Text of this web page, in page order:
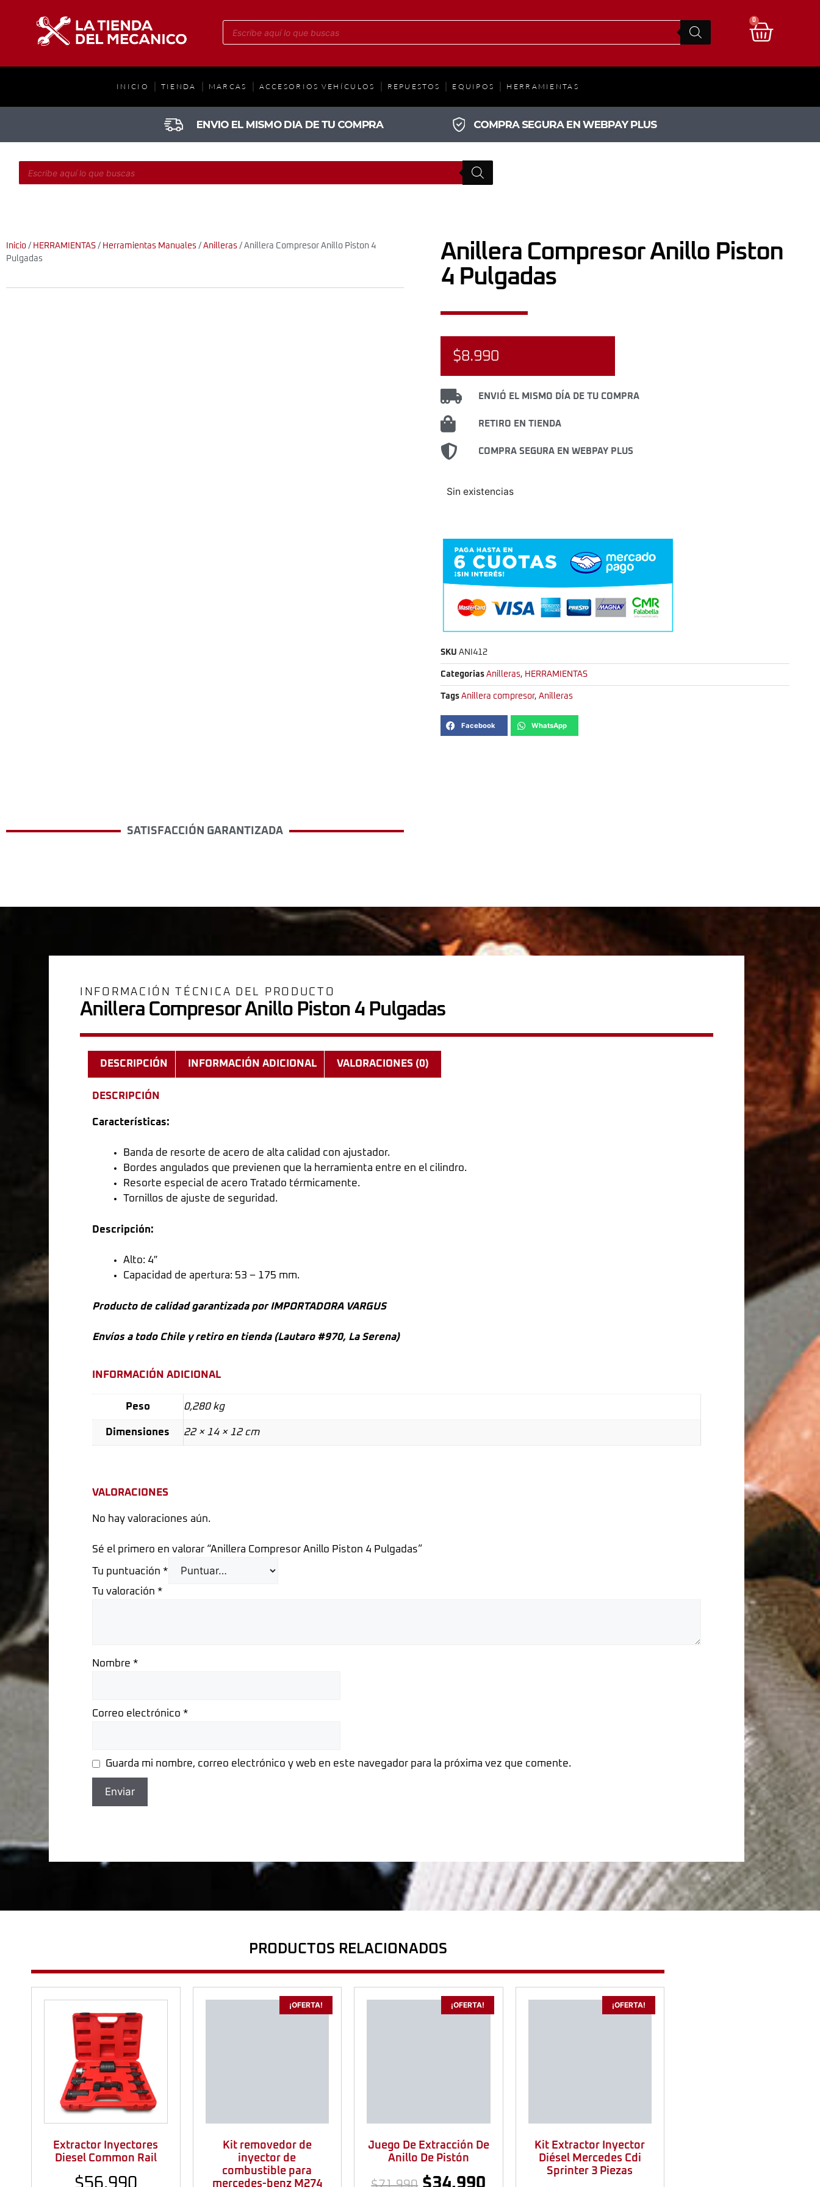
0
INICIO TIENDA MARCAS ACCESORIOS VEHÍCULOS REPUESTOS EQUIPOS HERRAMIENTAS
Inicio / HERRAMIENTAS / Herramientas Manuales / Anilleras / Anillera Compresor Anillo Piston 4
Pulgadas
SATISFACCIÓN GARANTIZADA
Anillera Compresor Anillo Piston
4 Pulgadas
$8.990
ENVIÓ EL MISMO DÍA DE TU COMPRA
RETIRO EN TIENDA
COMPRA SEGURA EN WEBPAY PLUS
Sin existencias
SKU ANI412
Categorias Anilleras, HERRAMIENTAS
Tags Anillera compresor, Anilleras
Facebook WhatsApp
INFORMACIÓN TÉCNICA DEL PRODUCTO
Anillera Compresor Anillo Piston 4 Pulgadas
DESCRIPCIÓN INFORMACIÓN ADICIONAL VALORACIONES (0)
DESCRIPCIÓN
Características:
Banda de resorte de acero de alta calidad con ajustador.
Bordes angulados que previenen que la herramienta entre en el cilindro.
Resorte especial de acero Tratado térmicamente.
Tornillos de ajuste de seguridad.
Descripción:
Alto: 4″
Capacidad de apertura: 53 – 175 mm.
Producto de calidad garantizada por IMPORTADORA VARGUS
Envíos a todo Chile y retiro en tienda (Lautaro #970, La Serena)
INFORMACIÓN ADICIONAL
Peso 0,280 kg
Dimensiones 22 × 14 × 12 cm
VALORACIONES
No hay valoraciones aún.
Sé el primero en valorar “Anillera Compresor Anillo Piston 4 Pulgadas”
Tu puntuación *
Tu valoración *
Nombre *
Correo electrónico *
Guarda mi nombre, correo electrónico y web en este navegador para la próxima vez que comente.
PRODUCTOS RELACIONADOS
Extractor Inyectores
Diesel Common Rail
$56.990
¡OFERTA!
Kit removedor de
inyector de
combustible para
mercedes-benz M274
¡OFERTA!
Juego De Extracción De
Anillo De Pistón
$71.990 $34.990
¡OFERTA!
Kit Extractor Inyector
Diésel Mercedes Cdi
Sprinter 3 Piezas